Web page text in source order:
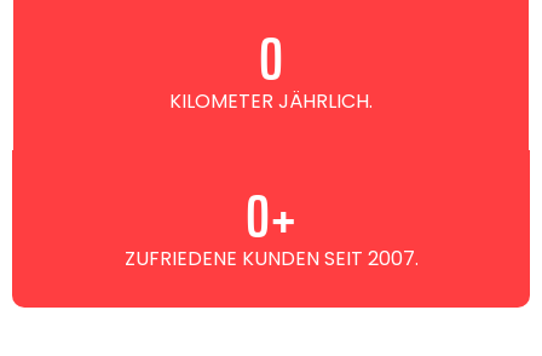
KILOMETER JÄHRLICH.
0
ZUFRIEDENE KUNDEN SEIT 2007.
0+